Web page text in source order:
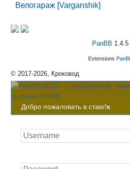
Велогараж [Varganshik]
PanBB 1.4.5
Extensions
© 2017-2026, Кроковод
Добро пожаловать в стаю!x